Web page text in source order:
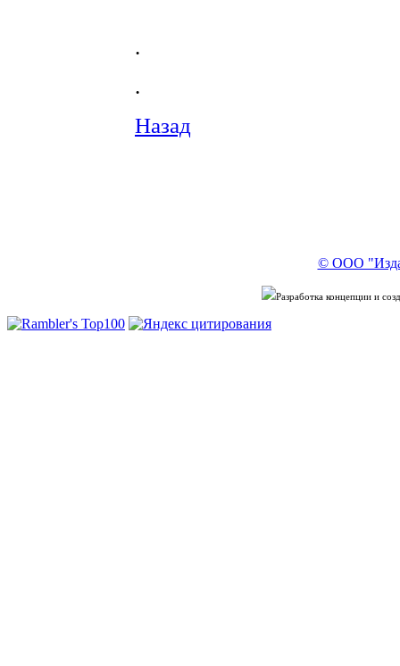
.
.
Назад
© ООО
Разработка концепции и